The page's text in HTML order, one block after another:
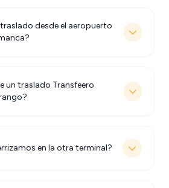
desde el aeropuerto
un traslado Transfeero
en la otra terminal?